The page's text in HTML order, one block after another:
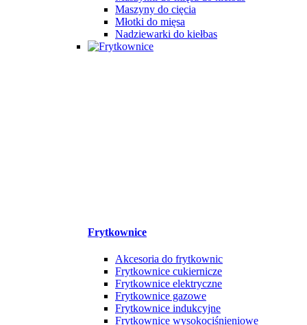
Maszyny do cięcia
Młotki do mięsa
Nadziewarki do kiełbas
Frytkownice
Akcesoria do frytkownic
Frytkownice cukiernicze
Frytkownice elektryczne
Frytkownice gazowe
Frytkownice indukcyjne
Frytkownice wysokociśnieniowe